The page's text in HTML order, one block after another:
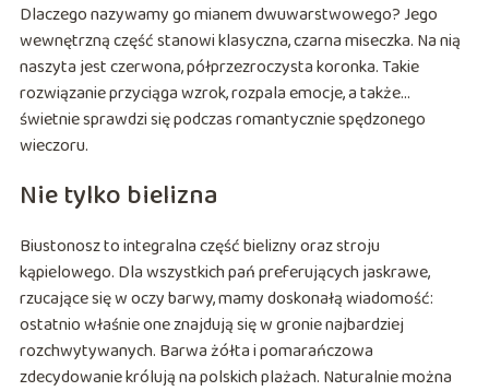
Dlaczego nazywamy go mianem dwuwarstwowego? Jego
wewnętrzną część stanowi klasyczna, czarna miseczka. Na nią
naszyta jest czerwona, półprzezroczysta koronka. Takie
rozwiązanie przyciąga wzrok, rozpala emocje, a także…
świetnie sprawdzi się podczas romantycznie spędzonego
wieczoru.
Nie tylko bielizna
Biustonosz to integralna część bielizny oraz stroju
kąpielowego. Dla wszystkich pań preferujących jaskrawe,
rzucające się w oczy barwy, mamy doskonałą wiadomość:
ostatnio właśnie one znajdują się w gronie najbardziej
rozchwytywanych. Barwa żółta i pomarańczowa
zdecydowanie królują na polskich plażach. Naturalnie można